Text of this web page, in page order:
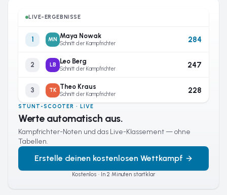
LIVE-ERGEBNISSE
1 MN Maya Nowak
Schnitt der Kampfrichter 284
2 LB Leo Berg
Schnitt der Kampfrichter 247
3 TK Theo Kraus
Schnitt der Kampfrichter 228
STUNT-SCOOTER · LIVE
Werte automatisch aus.
Kampfrichter-Noten und das Live-Klassement — ohne
Tabellen.
Erstelle deinen kostenlosen Wettkampf
Kostenlos · In 2 Minuten startklar